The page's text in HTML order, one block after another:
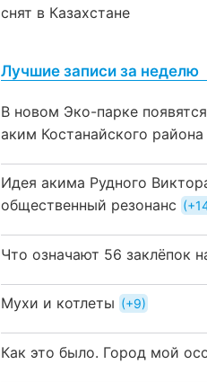
снят в Казахстане
Лучшие записи за неделю
В новом Эко-парке
аким Костанайского
Идея акима Рудного
общественный резонанс
Что означают 56 заклёпок
Мухи и котлеты +9
Как это было. Город мой